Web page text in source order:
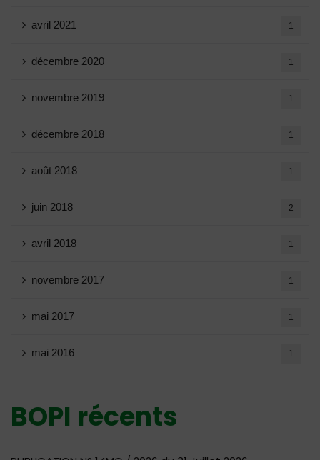
avril 2021 1
décembre 2020 1
novembre 2019 1
décembre 2018 1
août 2018 1
juin 2018 2
avril 2018 1
novembre 2017 1
mai 2017 1
mai 2016 1
BOPI récents